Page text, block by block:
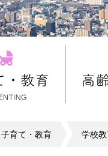
子育て・教育 学校教